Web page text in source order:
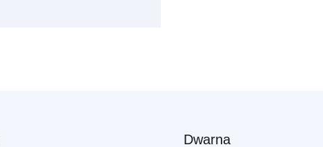
Dwarna